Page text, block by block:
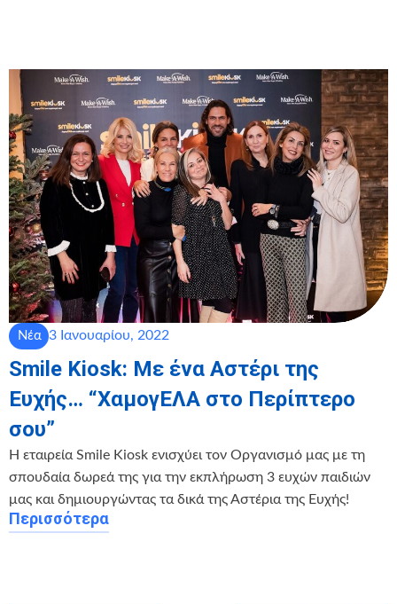
Νέα 3 Ιανουαρίου, 2022
Smile Kiosk: Με ένα Αστέρι της
Ευχής… “ΧαμογΕΛΑ στο Περίπτερο
σου”
Η εταιρεία Smile Kiosk ενισχύει τον Οργανισμό μας με τη
σπουδαία δωρεά της για την εκπλήρωση 3 ευχών παιδιών
μας και δημιουργώντας τα δικά της Αστέρια της Ευχής!
Περισσότερα